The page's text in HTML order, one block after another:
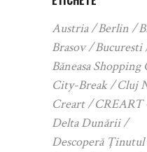
Austria Berlin
Brasov
Bucuresti
Băneasa Shopping
City-Break
Cluj
Creart
CREART
Delta Dunării
Descoperă Ținutul